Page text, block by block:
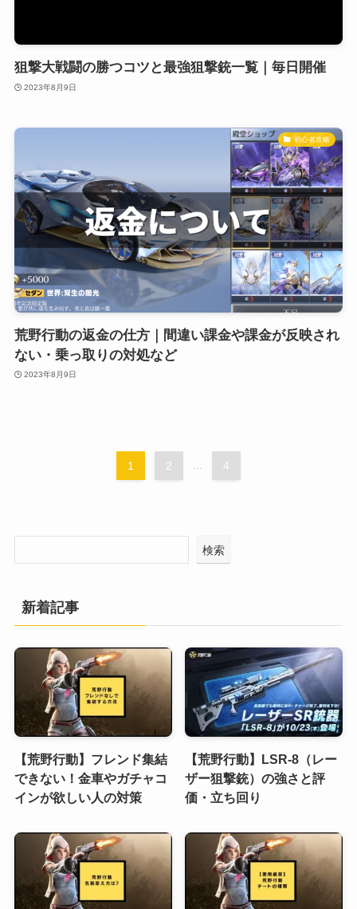
狙撃大戦闘の勝つコツと最強狙撃銃一覧｜毎日開催
2023年8月9日
初心者攻略
荒野行動の返金の仕方｜間違い課金や課金が反映され
ない・乗っ取りの対処など
2023年8月9日
1 2 4
検索
新着記事
【荒野行動】フレンド集結
できない！金車やガチャコ
インが欲しい人の対策
【荒野行動】LSR-8（レー
ザー狙撃銃）の強さと評
価・立ち回り